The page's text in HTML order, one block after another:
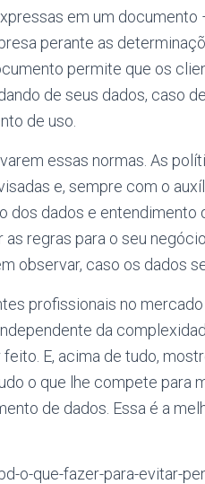
em um
perante as
permite que os
de seus dados, caso
de uso.
essas normas. As
e, sempre com o
dados e entendimento
regras para o seu
observar, caso os dados
profissionais no
da
E, acima de tudo,
o que lhe compete para
de dados. Essa é a
o-que-fazer-para-evitar-